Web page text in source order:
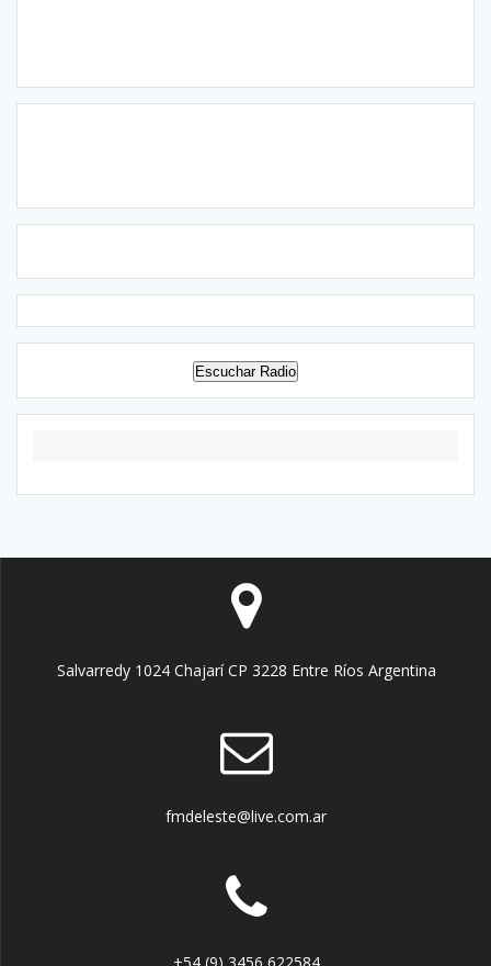
Escuchar Radio
Salvarredy 1024 Chajarí CP 3228 Entre Ríos Argentina
fmdeleste@live.com.ar